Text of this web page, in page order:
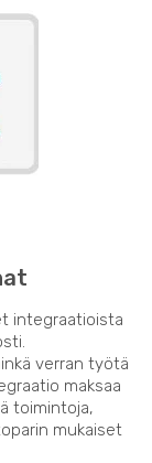
integraatioista
verran työtä
maksaa
toimintoja,
mukaiset